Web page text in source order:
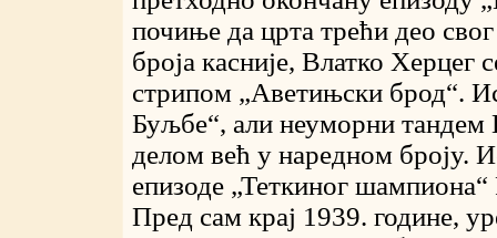
почиње да црта трећи део
броја касније, Влатко Херцег
стрипом „Аветињски брод“.
Буљбе“, али неуморни тандем
делом већ у наредном броју.
епизоде „Теткиног
Пред сам крај 1939. године,